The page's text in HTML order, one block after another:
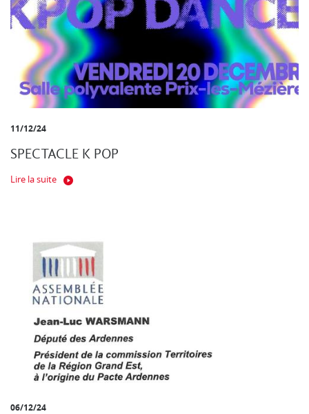
11/12/24
SPECTACLE K POP
Lire la suite
06/12/24